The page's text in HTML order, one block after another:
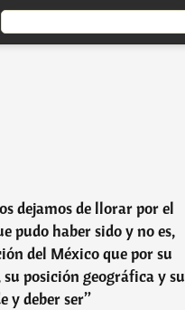
dejamos de llorar por el
pudo haber sido y no es,
del México que por su
posición geográfica y su
y deber ser”